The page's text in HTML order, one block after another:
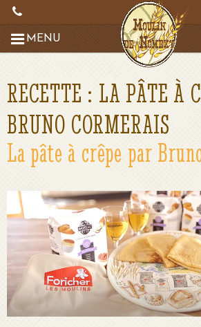
MENU
RECETTE : LA PÂTE À
BRUNO CORMERAIS
La pâte à crêpe par